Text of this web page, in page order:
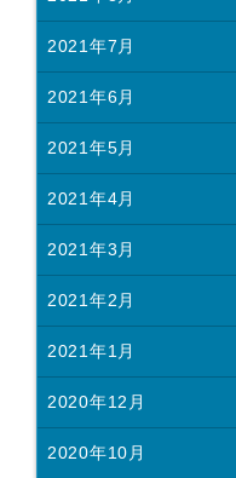
2021年7月
2021年6月
2021年5月
2021年4月
2021年3月
2021年2月
2021年1月
2020年12月
2020年10月